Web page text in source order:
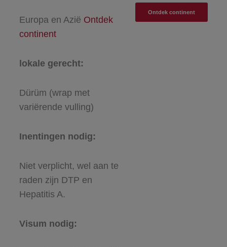
Europa en Azië Ontdek
continent
Ontdek continent
lokale gerecht:
Dürüm (wrap met
variërende vulling)
Inentingen nodig:
Niet verplicht, wel aan te
raden zijn DTP en
Hepatitis A.
Visum nodig: